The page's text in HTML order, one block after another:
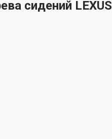
сидений LEXUS